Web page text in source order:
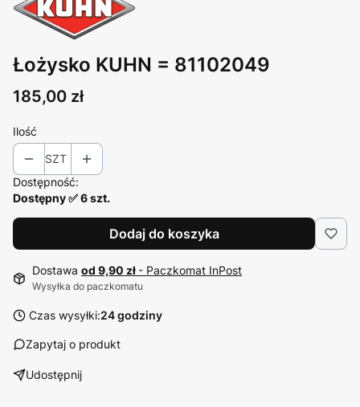
Łożysko KUHN = 81102049
Cena
185,00 zł
Ilość
SZT
Dostępność:
Dostępny ✅ 6 szt.
Dodaj do koszyka
Dostawa od 9,90 zł - Paczkomat InPost
Wysyłka do paczkomatu
Czas wysyłki:24 godziny
Zapytaj o produkt
Udostępnij